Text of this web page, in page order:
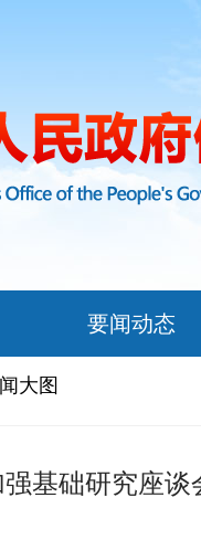
要闻动态
大图
基础研究座